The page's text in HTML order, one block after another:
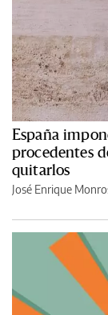
España
procedentes
quitarlos
José Enrique